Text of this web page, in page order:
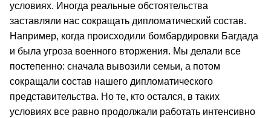
условиях. Иногда реальные обстоятельства
заставляли нас сокращать дипломатический состав.
Например, когда происходили бомбардировки Багдада
и была угроза военного вторжения. Мы делали все
постепенно: сначала вывозили семьи, а потом
сокращали состав нашего дипломатического
представительства. Но те, кто остался, в таких
условиях все равно продолжали работать интенсивно